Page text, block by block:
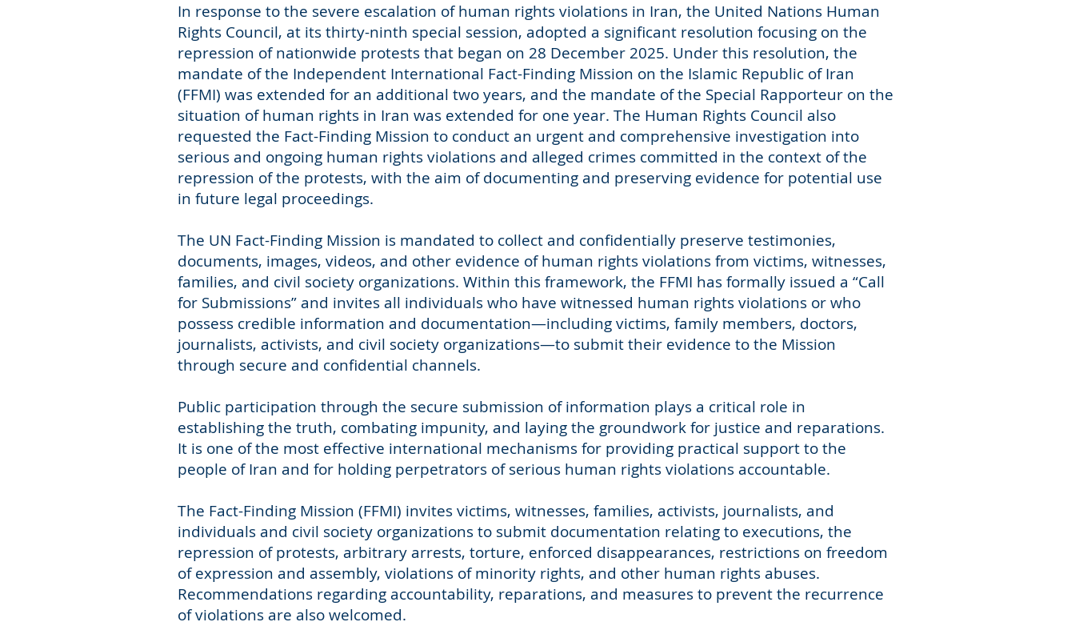
In response to the severe escalation of human rights violations in Iran, the United Nations Human
Rights Council, at its thirty-ninth special session, adopted a significant resolution focusing on the
repression of nationwide protests that began on 28 December 2025. Under this resolution, the
mandate of the Independent International Fact-Finding Mission on the Islamic Republic of Iran
(FFMI) was extended for an additional two years, and the mandate of the Special Rapporteur on the
situation of human rights in Iran was extended for one year. The Human Rights Council also
requested the Fact-Finding Mission to conduct an urgent and comprehensive investigation into
serious and ongoing human rights violations and alleged crimes committed in the context of the
repression of the protests, with the aim of documenting and preserving evidence for potential use
in future legal proceedings.
The UN Fact-Finding Mission is mandated to collect and confidentially preserve testimonies,
documents, images, videos, and other evidence of human rights violations from victims, witnesses,
families, and civil society organizations. Within this framework, the FFMI has formally issued a “Call
for Submissions” and invites all individuals who have witnessed human rights violations or who
possess credible information and documentation—including victims, family members, doctors,
journalists, activists, and civil society organizations—to submit their evidence to the Mission
through secure and confidential channels.
Public participation through the secure submission of information plays a critical role in
establishing the truth, combating impunity, and laying the groundwork for justice and reparations.
It is one of the most effective international mechanisms for providing practical support to the
people of Iran and for holding perpetrators of serious human rights violations accountable.
The Fact-Finding Mission (FFMI) invites victims, witnesses, families, activists, journalists, and
individuals and civil society organizations to submit documentation relating to executions, the
repression of protests, arbitrary arrests, torture, enforced disappearances, restrictions on freedom
of expression and assembly, violations of minority rights, and other human rights abuses.
Recommendations regarding accountability, reparations, and measures to prevent the recurrence
of violations are also welcomed.